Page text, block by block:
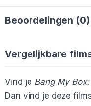
M Mitchelpouwels
Beoordelingen (0)
Vergelijkbare
Vind je Bang My
Dan vind je deze